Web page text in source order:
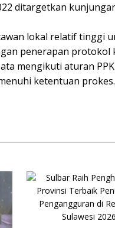
ditargetkan
lokal relatif tinggi
penerapan protokol
mengikuti aturan
ketentuan prokes.